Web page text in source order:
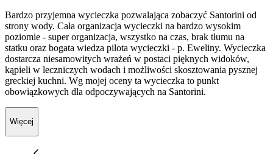
Bardzo przyjemna wycieczka pozwalająca zobaczyć Santorini od
strony wody. Cała organizacja wycieczki na bardzo wysokim
poziomie - super organizacja, wszystko na czas, brak tłumu na
statku oraz bogata wiedza pilota wycieczki - p. Eweliny. Wycieczka
dostarcza niesamowitych wrażeń w postaci pięknych widoków,
kąpieli w leczniczych wodach i możliwości skosztowania pysznej
greckiej kuchni. Wg mojej oceny ta wycieczka to punkt
obowiązkowych dla odpoczywających na Santorini.
Więcej